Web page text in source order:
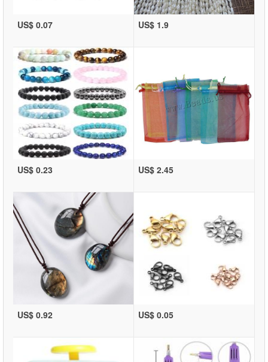
US$ 0.07 US$ 1.9
US$ 0.23 US$ 2.45
US$ 0.92 US$ 0.05